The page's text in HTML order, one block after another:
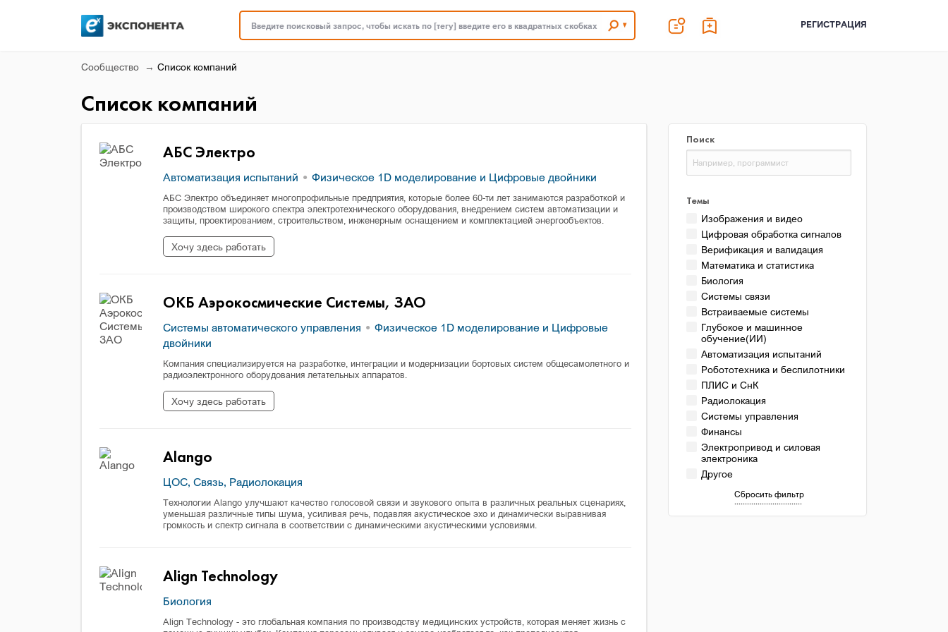
Введите поисковый запрос, чтобы искать по [тегу] введите его в квадратных скобках РЕГИСТРАЦИЯ
Сообщество Список компаний
Список компаний
АБС Электро
Автоматизация испытаний Физическое 1D моделирование и Цифровые двойники
АБС Электро объединяет многопрофильные предприятия, которые более 60-ти лет занимаются разработкой и
производством широкого спектра электротехнического оборудования, внедрением систем автоматизации и
защиты, проектированием, строительством, инженерным оснащением и комплектацией энергообъектов.
Хочу здесь работать
ОКБ Аэрокосмические Системы, ЗАО
Системы автоматического управления
Физическое 1D моделирование и Цифровые
двойники
Компания специализируется на разработке, интеграции и модернизации бортовых систем общесамолетного и
радиоэлектронного оборудования летательных аппаратов.
Хочу здесь работать
Alango
ЦОС, Связь, Радиолокация
Технологии Alango улучшают качество голосовой связи и звукового опыта в различных реальных сценариях,
уменьшая различные типы шума, усиливая речь, подавляя акустическое эхо и динамически выравнивая
громкость и спектр сигнала в соответствии с динамическими акустическими условиями.
Align Technology
Биология
Align Technology - это глобальная компания по производству медицинских устройств, которая меняет жизнь с
Поиск
Темы
Изображения и видео
Цифровая обработка сигналов
Верификация и валидация
Математика и статистика
Биология
Системы связи
Встраиваемые системы
Глубокое и машинное
обучение(ИИ)
Автоматизация испытаний
Робототехника и беспилотники
ПЛИС и СнК
Радиолокация
Системы управления
Финансы
Электропривод и силовая
электроника
Другое
Сбросить фильтр